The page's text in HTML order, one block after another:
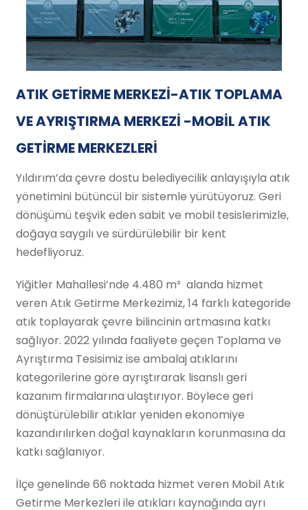
ATIK GETİRME MERKEZİ-ATIK TOPLAMA
VE AYRIŞTIRMA MERKEZİ -MOBİL ATIK
GETİRME MERKEZLERİ
Yıldırım’da çevre dostu belediyecilik anlayışıyla atık
yönetimini bütüncül bir sistemle yürütüyoruz. Geri
dönüşümü teşvik eden sabit ve mobil tesislerimizle,
doğaya saygılı ve sürdürülebilir bir kent
hedefliyoruz.
Yiğitler Mahallesi’nde 4.480 m² alanda hizmet
veren Atık Getirme Merkezimiz, 14 farklı kategoride
atık toplayarak çevre bilincinin artmasına katkı
sağlıyor. 2022 yılında faaliyete geçen Toplama ve
Ayrıştırma Tesisimiz ise ambalaj atıklarını
kategorilerine göre ayrıştırarak lisanslı geri
kazanım firmalarına ulaştırıyor. Böylece geri
dönüştürülebilir atıklar yeniden ekonomiye
kazandırılırken doğal kaynakların korunmasına da
katkı sağlanıyor.
İlçe genelinde 66 noktada hizmet veren Mobil Atık
Getirme Merkezleri ile atıkları kaynağında ayrı